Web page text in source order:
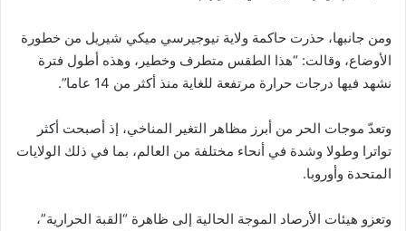
ومن جانبها، حذرت حاكمة ولاية نيوجيرسي ميكي شيريل من خطورة
الأوضاع، وقالت: “هذا الطقس متطرف وخطير، وهذه أطول فترة
نشهد فيها درجات حرارة مرتفعة للغاية منذ أكثر من 14 عاما”.
وتعدّ موجات الحر من أبرز مظاهر التغير المناخي، إذ أصبحت أكثر
تواترا وطولا وشدة في أنحاء مختلفة من العالم، بما في ذلك الولايات
المتحدة وأوروبا.
وتعزو هيئات الأرصاد الموجة الحالية إلى ظاهرة “القبة الحرارية”،